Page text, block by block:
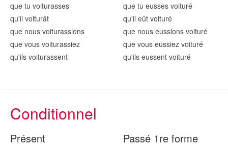
que tu voiturasses
qu'il voiturât
que nous voiturassions
que vous voiturassiez
qu'ils voiturassent
que tu eusses voituré
qu'il eût voituré
que nous eussions voituré
que vous eussiez voituré
qu'ils eussent voituré
Conditionnel
Présent Passé 1re forme